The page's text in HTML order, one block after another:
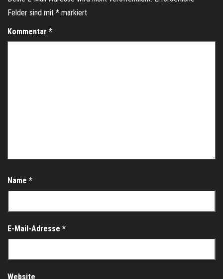
Felder sind mit * markiert
Kommentar *
Name *
E-Mail-Adresse *
Website